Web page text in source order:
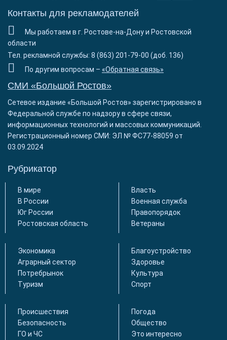
Контакты для рекламодателей
Мы работаем в г. Ростове-на-Дону и Ростовской
области
Тел. рекламной службы: 8 (863) 201-79-00 (доб. 136)
По другим вопросам – «Обратная связь»
СМИ «Большой Ростов»
Сетевое издание «Большой Ростов» зарегистрировано в
Федеральной службе по надзору в сфере связи,
информационных технологий и массовых коммуникаций.
Регистрационный номер СМИ: ЭЛ № ФС77-88059 от
03.09.2024
Рубрикатор
В мире
В России
Юг России
Ростовская область
Власть
Военная служба
Правопорядок
Ветераны
Экономика
Аграрный сектор
Потребрынок
Туризм
Благоустройство
Здоровье
Культура
Спорт
Происшествия
Безопасность
ГО и ЧС
Погода
Общество
Это интересно